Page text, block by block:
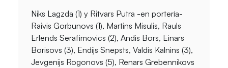
Niks Lagzda (1) y Ritvars Putra -en portería-
Raivis Gorbunovs (1), Martins Misulis, Rauls
Erlends Serafimovics (2), Andis Bors, Einars
Borisovs (3), Endijs Snepsts, Valdis Kalnins (3),
Jevgenijs Rogonovs (5), Renars Grebennikovs